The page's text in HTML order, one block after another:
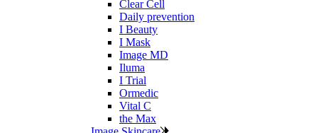
Clear Cell
Daily prevention
I Beauty
I Mask
Image MD
Iluma
I Trial
Ormedic
Vital C
the Max